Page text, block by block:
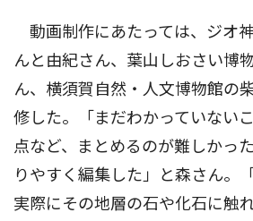
動画制作にあたっては、ジオ
んと由紀さん、葉山しおさい博
ん、横須賀自然・人文博物館の
修した。「まだわかっていない
点など、まとめるのが難しかっ
りやすく編集した」と森さん。
実際にその地層の石や化石に触